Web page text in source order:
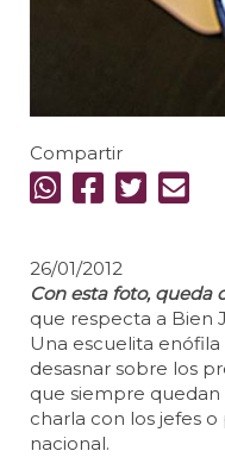
Compartir
26/01/2012
Con esta foto,
que respecta a Bien
Una escuelita
desasnar sobre los
que siempre
charla con los jefes
nacional.